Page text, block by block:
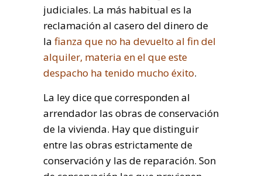
judiciales. La más habitual es la
reclamación al casero del dinero de
la fianza que no ha devuelto al fin del
alquiler, materia en el que este
despacho ha tenido mucho éxito.
La ley dice que corresponden al
arrendador las obras de conservación
de la vivienda. Hay que distinguir
entre las obras estrictamente de
conservación y las de reparación. Son